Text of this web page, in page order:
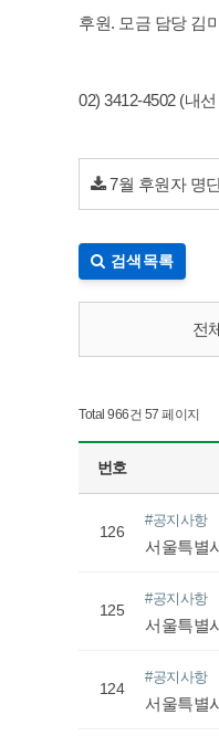
후원. 모금 담당 김
02) 3412-4502 (내
7월 후원자 명
검색목록
전체
Total 966건 57 페이지
번호
126
#공지사항
서울특별
125
#공지사항
서울특별
124
#공지사항
서울특별